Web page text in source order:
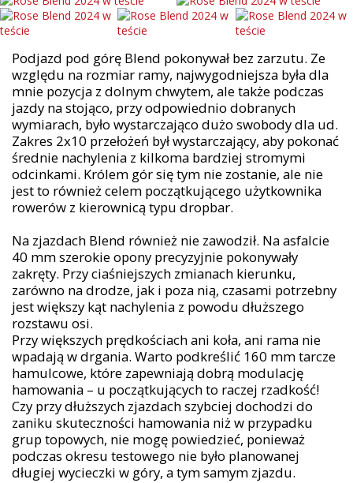
Podjazd pod górę Blend pokonywał bez zarzutu. Ze
względu na rozmiar ramy, najwygodniejsza była dla
mnie pozycja z dolnym chwytem, ale także podczas
jazdy na stojąco, przy odpowiednio dobranych
wymiarach, było wystarczająco dużo swobody dla ud.
Zakres 2x10 przełożeń był wystarczający, aby pokonać
średnie nachylenia z kilkoma bardziej stromymi
odcinkami. Królem gór się tym nie zostanie, ale nie
jest to również celem początkującego użytkownika
rowerów z kierownicą typu dropbar.
Na zjazdach Blend również nie zawodził. Na asfalcie
40 mm szerokie opony precyzyjnie pokonywały
zakręty. Przy ciaśniejszych zmianach kierunku,
zarówno na drodze, jak i poza nią, czasami potrzebny
jest większy kąt nachylenia z powodu dłuższego
rozstawu osi.
Przy większych prędkościach ani koła, ani rama nie
wpadają w drgania. Warto podkreślić 160 mm tarcze
hamulcowe, które zapewniają dobrą modulację
hamowania – u początkujących to raczej rzadkość!
Czy przy dłuższych zjazdach szybciej dochodzi do
zaniku skuteczności hamowania niż w przypadku
grup topowych, nie mogę powiedzieć, ponieważ
podczas okresu testowego nie było planowanej
długiej wycieczki w góry, a tym samym zjazdu.